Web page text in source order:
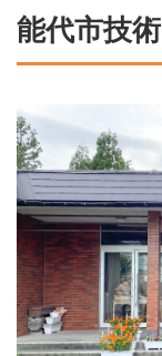
能代市技